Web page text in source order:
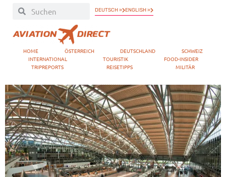
DEUTSCH » ENGLISH »
HOME ÖSTERREICH DEUTSCHLAND
SCHWEIZ
INTERNATIONAL
TOURISTIK
FOOD-INSIDER
TRIPREPORTS
REISETIPPS MILITÄR